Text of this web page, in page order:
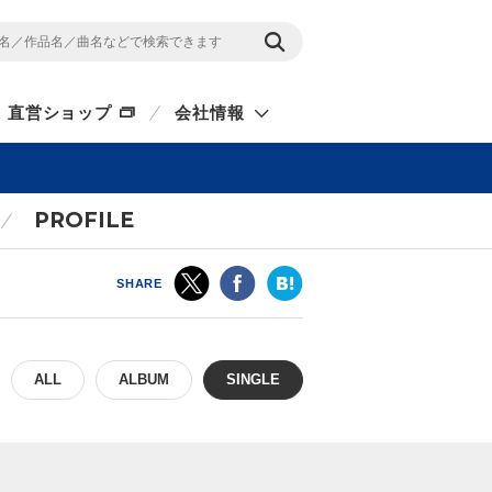
直営ショップ 会社情報
PROFILE
SHARE
ALL ALBUM SINGLE